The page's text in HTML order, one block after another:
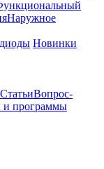
Наружное
Новинки
СтатьиВопрос-
программы